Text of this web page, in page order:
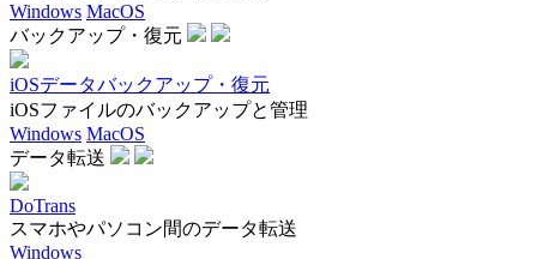
Windows MacOS
バックアップ・復元
iOSデータバックアップ・復元
iOSファイルのバックアップと管理
Windows MacOS
データ転送
DoTrans
スマホやパソコン間のデータ転送
Windows